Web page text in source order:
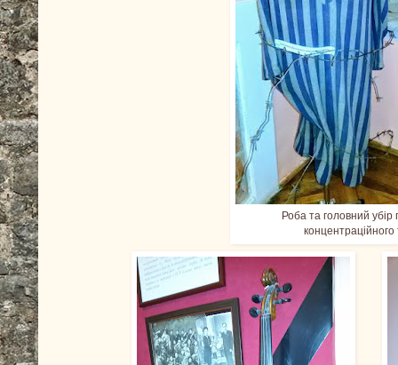
Роба та головний